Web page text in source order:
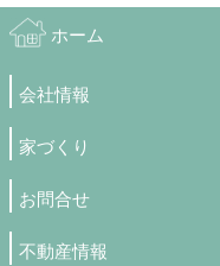
ホーム
会社情報
家づくり
お問合せ
不動産情報